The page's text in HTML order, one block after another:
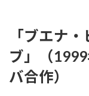
「ブエナ
ブ」（
バ合作）